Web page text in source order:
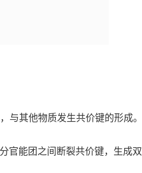
与其他物质发生共价键的形成。
官能团之间断裂共价键，生成双